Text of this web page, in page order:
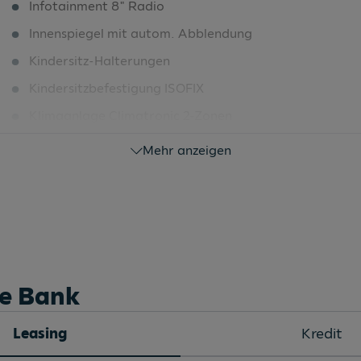
Infotainment 8" Radio
Innenspiegel mit autom. Abblendung
Kindersitz-Halterungen
LED-Hauptscheinwerfer
LED-Heckleuchte
Mehr anzeigen
Bank
Leasing Kredit